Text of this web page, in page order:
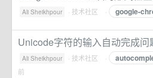
Ali Sheikhpour · 技术社区 · google-
Unicode字符的输入自动完成问
Ali Sheikhpour · 技术社区 ·
前